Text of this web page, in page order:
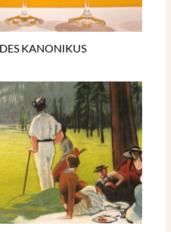
KANONIKUS